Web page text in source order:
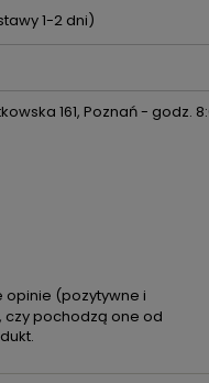
zawiera ewentualnych
1-2 dni)
161, Poznań - godz.
opinie (pozytywne i
czy pochodzą one od